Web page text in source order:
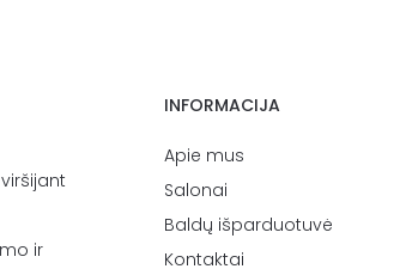
ir
INFORMACIJA
Apie mus
Salonai
Baldų išparduotuvė
Kontaktai